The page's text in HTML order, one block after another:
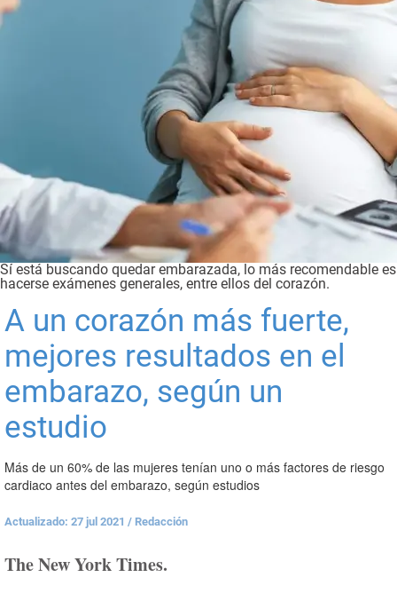
Sí está buscando quedar embarazada, lo más recomendable es
hacerse exámenes generales, entre ellos del corazón.
A un corazón más fuerte,
mejores resultados en el
embarazo, según un
estudio
Más de un 60% de las mujeres tenían uno o más factores de riesgo
cardiaco antes del embarazo, según estudios
Actualizado: 27 jul 2021 / Redacción
The New York Times.